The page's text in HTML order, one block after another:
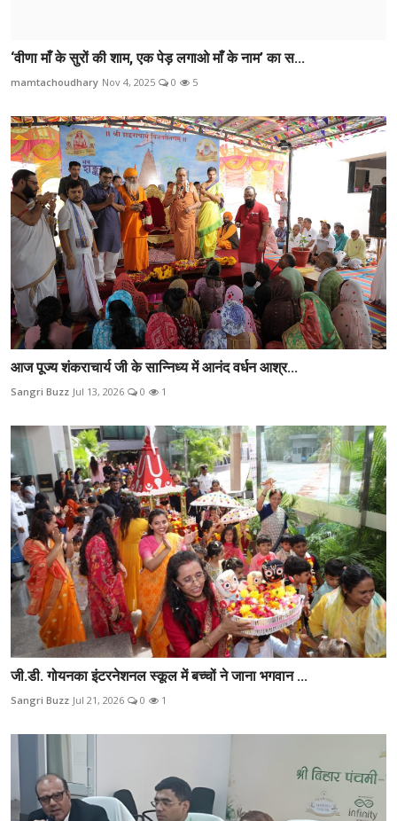
‘वीणा माँ के सुरों की शाम, एक पेड़ लगाओ माँ के नाम’ का स...
mamtachoudhary Nov 4, 2025 0 5
आज पूज्य शंकराचार्य जी के सान्निध्य में आनंद वर्धन आश्र...
Sangri Buzz Jul 13, 2026 0 1
जी.डी. गोयनका इंटरनेशनल स्कूल में बच्चों ने जाना भगवान ...
Sangri Buzz Jul 21, 2026 0 1